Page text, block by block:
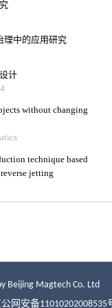
Beijing Magtech Co. Ltd
公网安备11010202008535